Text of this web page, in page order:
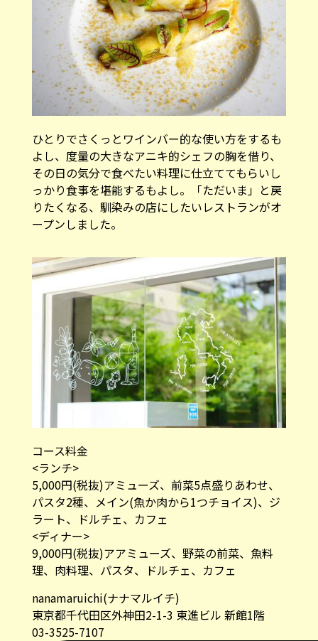
ひとりでさくっとワインバー的な使い方をするも
よし、度量の大きなアニキ的シェフの胸を借り、
その日の気分で食べたい料理に仕立ててもらいし
っかり食事を堪能するもよし。「ただいま」と戻
りたくなる、馴染みの店にしたいレストランがオ
ープンしました。
コース料金
<ランチ>
5,000円(税抜)アミューズ、前菜5点盛りあわせ、
パスタ2種、メイン(魚か肉から1つチョイス)、ジ
ラート、ドルチェ、カフェ
<ディナー>
9,000円(税抜)アアミューズ、野菜の前菜、魚料
理、肉料理、パスタ、ドルチェ、カフェ
nanamaruichi(ナナマルイチ)
東京都千代田区外神田2-1-3 東進ビル 新館1階
03-3525-7107